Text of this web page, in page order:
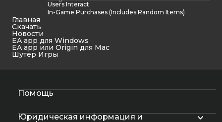
Users Interact
In-Game Purchases (Includes Random Items)
Главная
Cкачать
Новости
EA app для Windows
EA app или Origin для Mac
Шутер Игры
Помощь
Юридическая информация и